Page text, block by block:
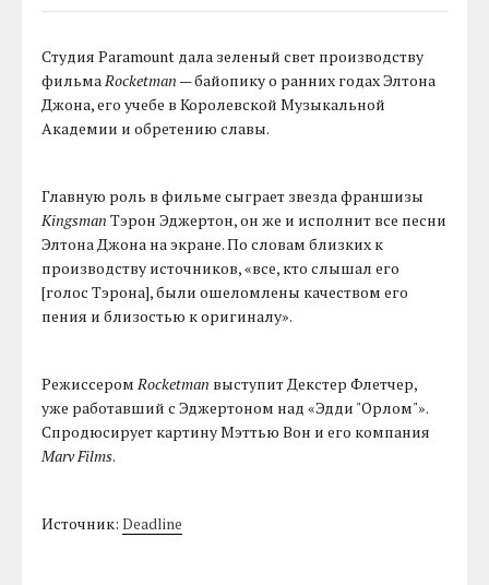
Студия Paramount дала зеленый свет производству
фильмаRocketman — байопику о ранних годах Элтона
Джона, его учебе в Королевской Музыкальной
Академии и обретению славы.
Главную роль в фильме сыграет звезда франшизы
Kingsman Тэрон Эджертон, он же и исполнит все песни
Элтона Джона на экране. По словам близких к
производству источников, «все, кто слышал его
[голос Тэрона], были ошеломлены качеством его
пения и близостью к оригиналу».
РежиссеромRocketman выступит Декстер Флетчер,
уже работавший с Эджертоном над «Эдди "Орлом"».
Спродюсирует картину Мэттью Вон и его компания
Marv Films.
Источник:Deadline